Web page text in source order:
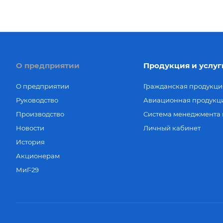
О предприятии
О предприятии
Руководство
Производство
Новости
История
Акционерам
МиГ-29
Продукция и
Гражданская
Авиационная
Система менеджмента
Личный кабинет